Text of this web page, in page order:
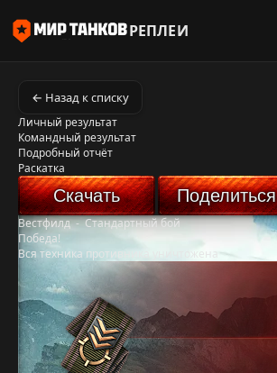
РЕПЛЕИ
← Назад к списку
Личный результат
Командный результат
Подробный отчёт
Раскатка
Скачать Поделиться
Вестфилд-Стандартный бой
Победа!
Вся техника противника уничтожена